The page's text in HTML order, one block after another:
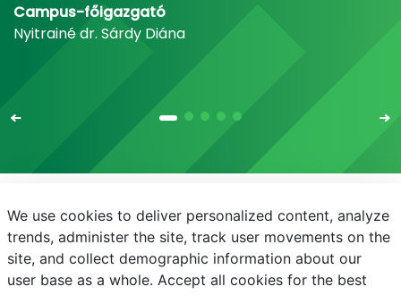
Campus-főigazgató
Nyitrainé dr. Sárdy Diána
E-mail Telefonkönyv NEPTUN
E-learning
Adatvédelem
We use cookies to deliver personalized content, analyze
trends, administer the site, track user movements on the
site, and collect demographic information about our
user base as a whole. Accept all cookies for the best